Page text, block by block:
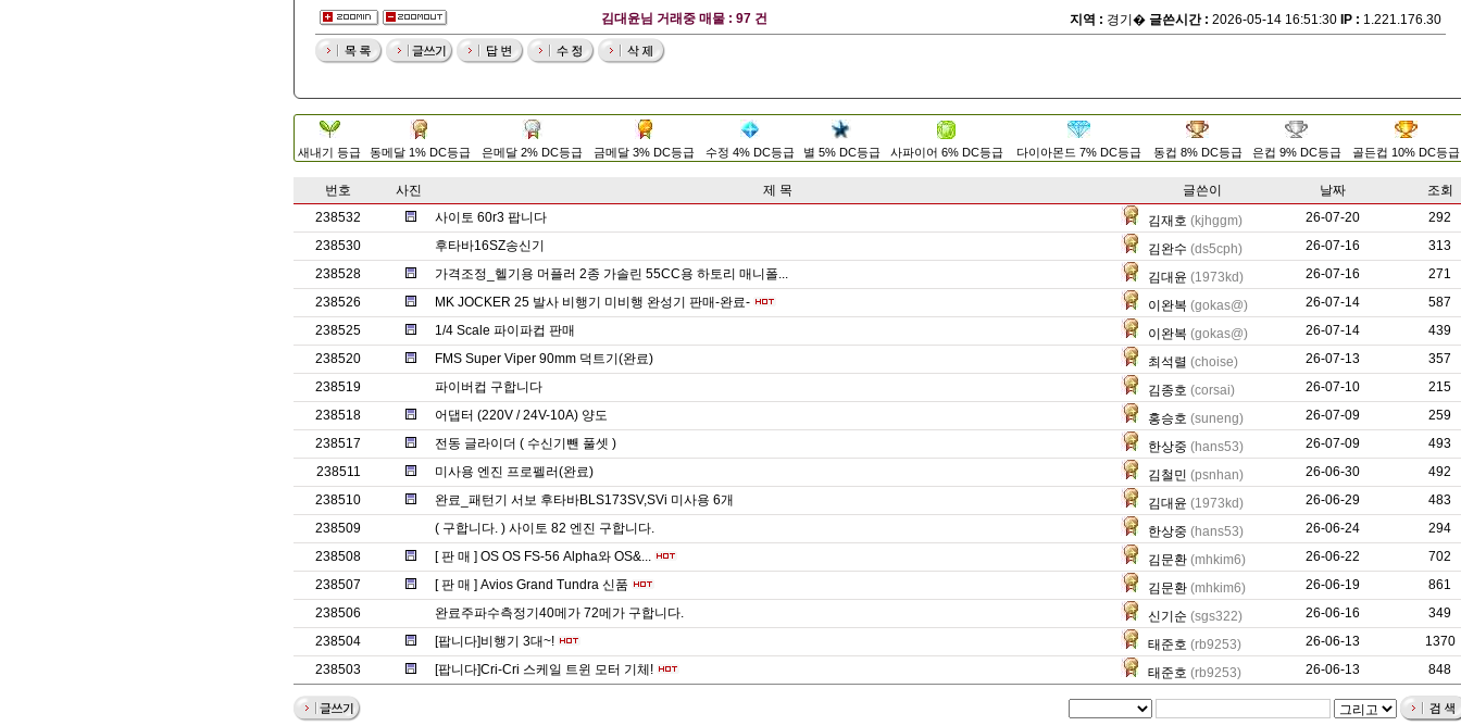
김대윤님 거래중 매물 : 97 건 지역 : 경기� 글쓴시간 : 2026-05-14 16:51:30 IP : 1.221.176.30
새내기 등급 동메달 1% DC등급 은메달 2% DC등급 금메달 3% DC등급 수정 4% DC등급 별 5% DC등급 사파이어 6% DC등급 다이아몬드 7% DC등급 동컵 8% DC등급 은컵 9% DC등급 골든컵 10% DC등급
번호 사진 제 목 글쓴이 날짜
조회
238532
사이토 60r3 팝니다 김재호 (kjhggm) 26-07-20
292
238530
후타바16SZ송신기 김완수 (ds5cph) 26-07-16
313
238528
가격조정_헬기용 머플러 2종 가솔린 55CC용 하토리 매니폴... 김대윤 (1973kd) 26-07-16
271
238526
MK JOCKER 25 발사 비행기 미비행 완성기 판매-완료- 이완복 (gokas@) 26-07-14
587
238525
1/4 Scale 파이파컵 판매 이완복 (gokas@) 26-07-14
439
238520
FMS Super Viper 90mm 덕트기(완료) 최석렬 (choise) 26-07-13
357
238519
파이버컵 구합니다 김종호 (corsai) 26-07-10
215
238518
어댑터 (220V / 24V-10A) 양도 홍승호 (suneng) 26-07-09
259
238517
전동 글라이더 ( 수신기뺀 풀셋 ) 한상중 (hans53) 26-07-09
493
238511
미사용 엔진 프로펠러(완료) 김철민 (psnhan) 26-06-30
492
238510
완료_패턴기 서보 후타바BLS173SV,SVi 미사용 6개 김대윤 (1973kd) 26-06-29
483
238509
( 구합니다. ) 사이토 82 엔진 구합니다. 한상중 (hans53) 26-06-24
294
238508
[ 판 매 ] OS OS FS-56 Alpha와 OS&... 김문환 (mhkim6) 26-06-22
702
238507
[ 판 매 ] Avios Grand Tundra 신품 김문환 (mhkim6) 26-06-19
861
238506
완료주파수측정기40메가 72메가 구합니다. 신기순 (sgs322) 26-06-16
349
238504
[팝니다]비행기 3대~! 태준호 (rb9253) 26-06-13
1370
238503
[팝니다]Cri-Cri 스케일 트윈 모터 기체! 태준호 (rb9253) 26-06-13 848